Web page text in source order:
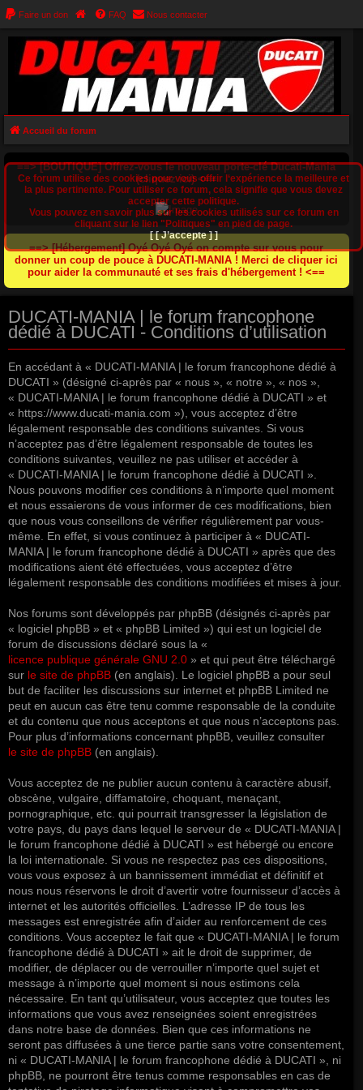
Faire un don FAQ Nous contacter
Accueil du forum
==> [BOUTIQUE] Offrez-vous le nouveau porte-clé Ducati-Mania
(cliquez ici) <==
==> [Hébergement] Oyé Oyé Oyé on compte sur vous pour
donner un coup de pouce à DUCATI-MANIA ! Merci de cliquer ici
pour aider la communauté et ses frais d'hébergement ! <==
DUCATI-MANIA | le forum francophone
dédié à DUCATI - Conditions d’utilisation
En accédant à « DUCATI-MANIA | le forum francophone dédié à
DUCATI » (désigné ci-après par « nous », « notre », « nos »,
« DUCATI-MANIA | le forum francophone dédié à DUCATI » et
« https://www.ducati-mania.com »), vous acceptez d’être
légalement responsable des conditions suivantes. Si vous
n’acceptez pas d’être légalement responsable de toutes les
conditions suivantes, veuillez ne pas utiliser et accéder à
« DUCATI-MANIA | le forum francophone dédié à DUCATI ».
Nous pouvons modifier ces conditions à n’importe quel moment
et nous essaierons de vous informer de ces modifications, bien
que nous vous conseillons de vérifier régulièrement par vous-
même. En effet, si vous continuez à participer à « DUCATI-
MANIA | le forum francophone dédié à DUCATI » après que des
modifications aient été effectuées, vous acceptez d’être
légalement responsable des conditions modifiées et mises à jour.
Nos forums sont développés par phpBB (désignés ci-après par
« logiciel phpBB » et « phpBB Limited ») qui est un logiciel de
forum de discussions déclaré sous la «
licence publique générale GNU 2.0 » et qui peut être téléchargé
sur le site de phpBB (en anglais). Le logiciel phpBB a pour seul
but de faciliter les discussions sur internet et phpBB Limited ne
peut en aucun cas être tenu comme responsable de la conduite
et du contenu que nous acceptons et que nous n’acceptons pas.
Pour plus d’informations concernant phpBB, veuillez consulter
le site de phpBB (en anglais).
Vous acceptez de ne publier aucun contenu à caractère abusif,
obscène, vulgaire, diffamatoire, choquant, menaçant,
pornographique, etc. qui pourrait transgresser la législation de
votre pays, du pays dans lequel le serveur de « DUCATI-MANIA |
le forum francophone dédié à DUCATI » est hébergé ou encore
la loi internationale. Si vous ne respectez pas ces dispositions,
vous vous exposez à un bannissement immédiat et définitif et
nous nous réservons le droit d’avertir votre fournisseur d’accès à
internet et les autorités officielles. L’adresse IP de tous les
messages est enregistrée afin d’aider au renforcement de ces
conditions. Vous acceptez le fait que « DUCATI-MANIA | le forum
francophone dédié à DUCATI » ait le droit de supprimer, de
modifier, de déplacer ou de verrouiller n’importe quel sujet et
message à n’importe quel moment si nous estimons cela
nécessaire. En tant qu’utilisateur, vous acceptez que toutes les
informations que vous avez renseignées soient enregistrées
dans notre base de données. Bien que ces informations ne
seront pas diffusées à une tierce partie sans votre consentement,
ni « DUCATI-MANIA | le forum francophone dédié à DUCATI », ni
phpBB, ne pourront être tenus comme responsables en cas de
Ce forum utilise des cookies pour vous offrir l‘expérience la meilleure et
la plus pertinente. Pour utiliser ce forum, cela signifie que vous devez
accepter cette politique.
Vous pouvez en savoir plus sur les cookies utilisés sur ce forum en
cliquant sur le lien "Politiques" en pied de page.
[ [ J’accepte ] ]